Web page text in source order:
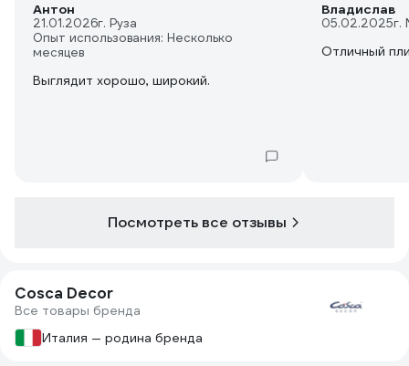
Антон
21.01.2026г. Руза
Опыт использования: Несколько
месяцев
Выглядит хорошо, широкий.
Владислав
05.02.2025г.
Отличный
Посмотреть все отзывы
Cosca Decor
Все товары бренда
Италия — родина бренда